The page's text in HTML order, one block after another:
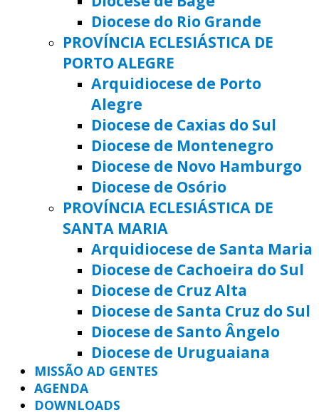
Diocese do Rio Grande
PROVÍNCIA ECLESIÁSTICA DE
PORTO ALEGRE
Arquidiocese de Porto
Alegre
Diocese de Caxias do Sul
Diocese de Montenegro
Diocese de Novo Hamburgo
Diocese de Osório
PROVÍNCIA ECLESIÁSTICA DE
SANTA MARIA
Arquidiocese de Santa Maria
Diocese de Cachoeira do Sul
Diocese de Cruz Alta
Diocese de Santa Cruz do Sul
Diocese de Santo Ângelo
Diocese de Uruguaiana
MISSÃO AD GENTES
AGENDA
DOWNLOADS